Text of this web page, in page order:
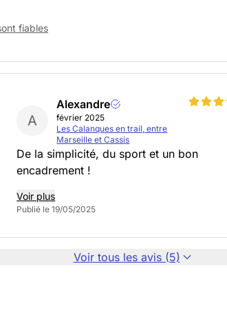
fiables
A
Alexandre
février 2025
Les Calanques en trail, entre
Marseille et Cassis
De la simplicité, du sport et un bon
encadrement !
Voir plus
Publié le 19/05/2025
Voir tous les avis (5)